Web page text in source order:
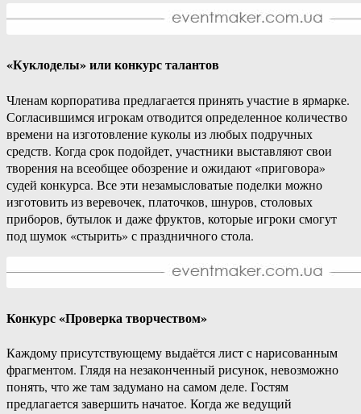
«Куклоделы» или конкурс талантов
Членам корпоратива предлагается принять участие в ярмарке.
Согласившимся игрокам отводится определенное количество
времени на изготовление куколы из любых подручных
средств. Когда срок подойдет, участники выставляют свои
творения на всеобщее обозрение и ожидают «приговора»
судей конкурса. Все эти незамысловатые поделки можно
изготовить из веревочек, платочков, шнуров, столовых
приборов, бутылок и даже фруктов, которые игроки смогут
под шумок «стырить» с праздничного стола.
Конкурс «Проверка творчеством»
Каждому присутствующему выдаётся лист с нарисованным
фрагментом. Глядя на незаконченный рисунок, невозможно
понять, что же там задумано на самом деле. Гостям
предлагается завершить начатое. Когда же ведущий